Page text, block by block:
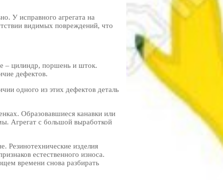
У исправного агрегата на
видимых повреждений, что
– цилиндр, поршень и шток.
дефектов.
одного из этих дефектов деталь
Образовавшиеся канавки или
Агрегат с большой выработкой
Резинотехнические изделия
естественного износа.
времени снова разбирать